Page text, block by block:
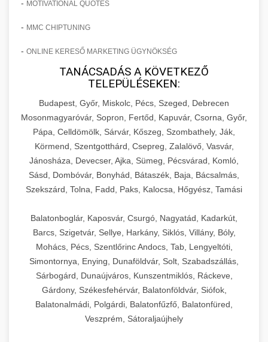
- MOTIVATIONAL QUOTES
- MMC CHIPTUNING
- ONLINE KERESŐ MARKETING ÜGYNÖKSÉG
TANÁCSADÁS A KÖVETKEZŐ
TELEPÜLÉSEKEN:
Budapest, Győr, Miskolc, Pécs, Szeged, Debrecen
Mosonmagyaróvár, Sopron, Fertőd, Kapuvár, Csorna, Győr,
Pápa, Celldömölk, Sárvár, Kőszeg, Szombathely, Ják,
Körmend, Szentgotthárd, Csepreg, Zalalövő, Vasvár,
Jánosháza, Devecser, Ajka, Sümeg, Pécsvárad, Komló,
Sásd, Dombóvár, Bonyhád, Bátaszék, Baja, Bácsalmás,
Szekszárd, Tolna, Fadd, Paks, Kalocsa, Hőgyész, Tamási
Balatonboglár, Kaposvár, Csurgó, Nagyatád, Kadarkút,
Barcs, Szigetvár, Sellye, Harkány, Siklós, Villány, Bóly,
Mohács, Pécs, Szentlőrinc Andocs, Tab, Lengyeltóti,
Simontornya, Enying, Dunaföldvár, Solt, Szabadszállás,
Sárbogárd, Dunaújváros, Kunszentmiklós, Ráckeve,
Gárdony, Székesfehérvár, Balatonföldvár, Siófok,
Balatonalmádi, Polgárdi, Balatonfűzfő, Balatonfüred,
Veszprém, Sátoraljaújhely